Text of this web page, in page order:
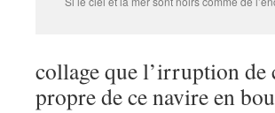
collage que l’irruption de
propre de ce navire en